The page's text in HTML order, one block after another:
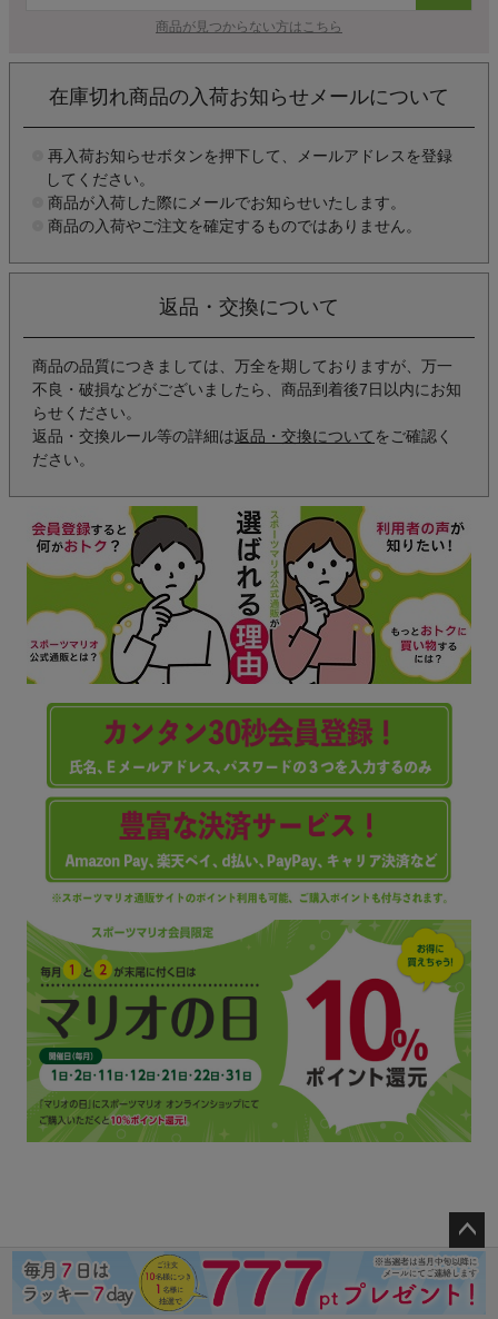
商品が見つからない方はこちら
在庫切れ商品の入荷お知らせメールについて
再入荷お知らせボタンを押下して、メールアドレスを登録
してください。
商品が入荷した際にメールでお知らせいたします。
商品の入荷やご注文を確定するものではありません。
返品・交換について
商品の品質につきましては、万全を期しておりますが、万一
不良・破損などがございましたら、商品到着後7日以内にお知
らせください。
返品・交換ルール等の詳細は返品・交換について をご確認く
ださい。
ペー
ジト
ップ